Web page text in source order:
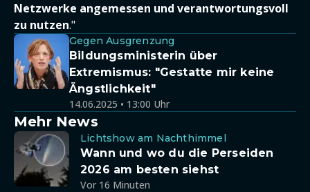
Netzwerke angemessen und verantwortungsvoll
zu nutzen."
Gegen Ausgrenzung
Bildungsministerin über
Extremismus: "Gestatte mir keine
Ängstlichkeit"
14.06.2025 • 13:00 Uhr
Mehr News
Lichtshow am Nachthimmel
Wann und wo du die Perseiden
2026 am besten siehst
Vor 16 Minuten